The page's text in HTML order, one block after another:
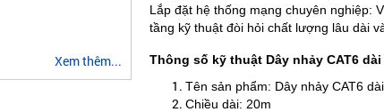
Xem thêm...
Lắp đặt hệ thống mạng chuyên nghiệp:
tầng kỹ thuật đòi hỏi chất lượng lâu dài
Thông số kỹ thuật Dây nhảy CAT6 dài
Tên sản phẩm: Dây nhảy CAT6
Chiều dài: 20m